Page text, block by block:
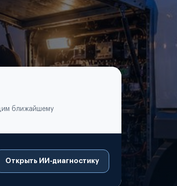
ближайшему
Открыть ИИ-диагностику